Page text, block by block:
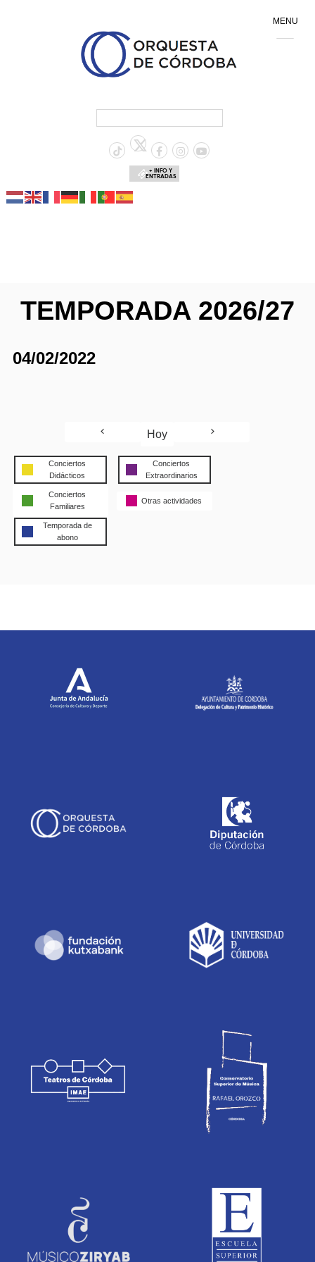
+ INFO Y
ENTRADAS
TEMPORADA 2026/27
04/02/2022
Hoy
Conciertos
Didácticos
Conciertos
Extraordinarios
Conciertos
Familiares
Otras actividades
Temporada de
abono
MENU